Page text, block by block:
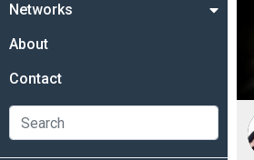
Networks
About
Contact